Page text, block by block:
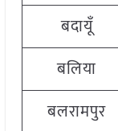
बदायूँ
बलिया
बलरामपुर